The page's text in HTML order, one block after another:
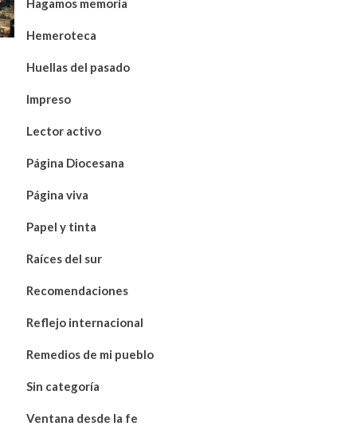
Hagamos memoria
Hemeroteca
Huellas del pasado
Impreso
Lector activo
Página Diocesana
Página viva
Papel y tinta
Raíces del sur
Recomendaciones
Reflejo internacional
Remedios de mi pueblo
Sin categoría
Ventana desde la fe